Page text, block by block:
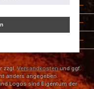
zzgl. Versandkostenund ggf.
anders angegeben.
Logos sind Eigentum der